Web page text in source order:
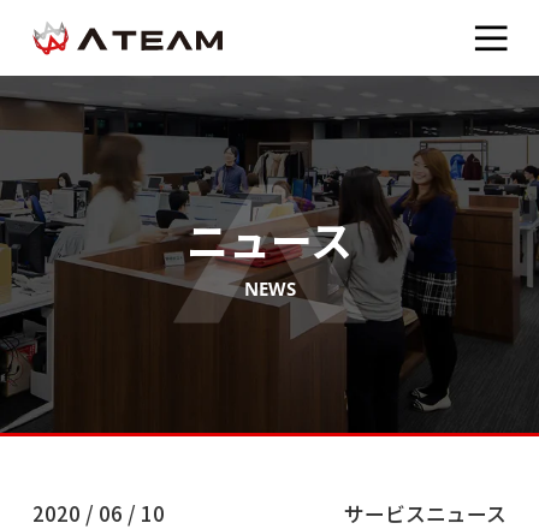
ニュース
NEWS
2020 / 06 / 10
サービスニュース